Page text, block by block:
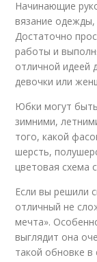
Начинающие
вязание
Достаточно
работы и
отличной идеей
девочки или
Юбки могут
зимними,
того, какой
шерсть,
цветовая схема
Если вы решили
отличный не
мечта».
выглядит она
такой обновке в